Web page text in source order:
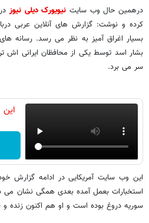
درهمین حال وب سایت نیویورک دیلی نیوز
کرده و نوشت: گزارش های آنلاین عربی
بسیار اغراق آمیز به نظر می رسد. رسانه
بشار اسد توسط یکی از محافظان ایرانی اش
سر می برد.
این وب سایت آمریکایی در ادامه گزارش
استخبارات بعمل آمده بعدی همگی نشان می
سوریه دروغ بوده است و او هم اکنون زنده